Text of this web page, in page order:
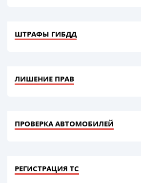
ШТРАФЫ ГИБДД
ЛИШЕНИЕ ПРАВ
ПРОВЕРКА АВТОМОБИЛЕЙ
РЕГИСТРАЦИЯ ТС